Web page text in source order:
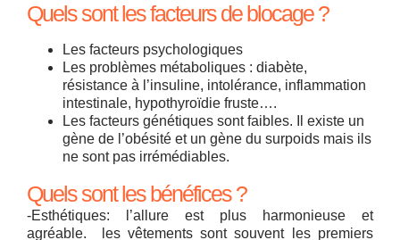
Quels sont les facteurs de blocage ?
Les facteurs psychologiques
Les problèmes métaboliques : diabète,
résistance à l’insuline, intolérance, inflammation
intestinale, hypothyroïdie fruste….
Les facteurs génétiques sont faibles. Il existe un
gène de l’obésité et un gène du surpoids mais ils
ne sont pas irrémédiables.
Quels sont les bénéfices ?
-Esthétiques: l’allure est plus harmonieuse et
agréable. les vêtements sont souvent les premiers